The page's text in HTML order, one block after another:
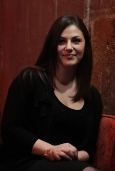
traductrice
comics et
webtoons